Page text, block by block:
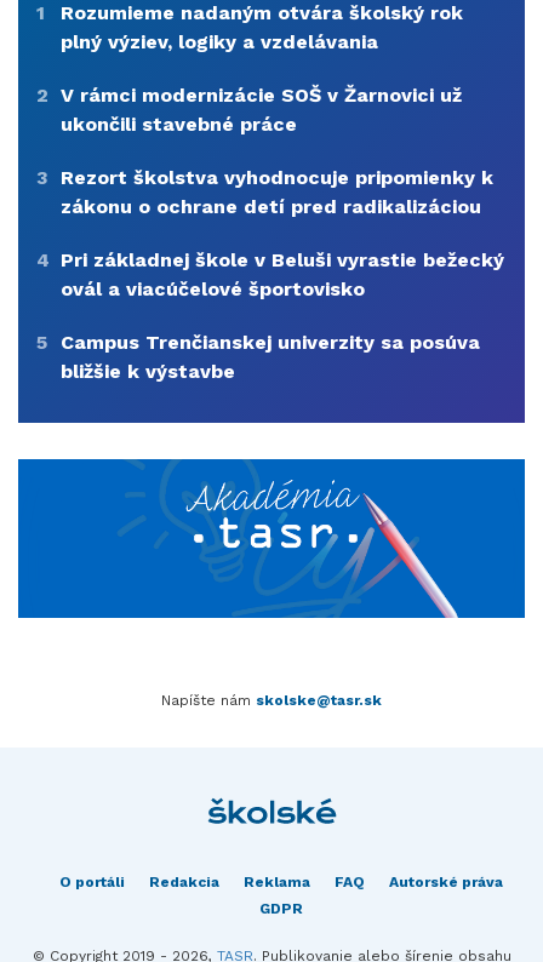
1
Rozumieme nadaným otvára školský rok
plný výziev, logiky a vzdelávania
2 V rámci modernizácie SOŠ v Žarnovici už
ukončili stavebné práce
3
Rezort školstva vyhodnocuje pripomienky k
zákonu o ochrane detí pred radikalizáciou
4 Pri základnej škole v Beluši vyrastie bežecký
ovál a viacúčelové športovisko
5
Campus Trenčianskej univerzity sa posúva
bližšie k výstavbe
Napíšte nám skolske@tasr.sk
O portáli Redakcia Reklama FAQ
Autorské práva
GDPR
© Copyright 2019 - 2026, TASR. Publikovanie alebo šírenie obsahu